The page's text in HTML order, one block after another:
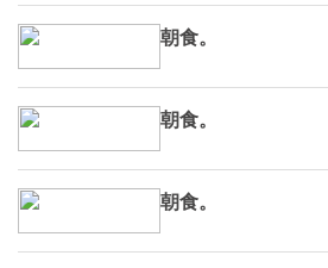
朝食。
朝食。
朝食。